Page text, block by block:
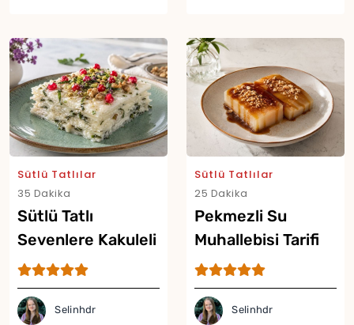
Sütlü Tatlılar
35 Dakika
Sütlü Tatlı
Sevenlere Kakuleli
Reyhanlı Güllaç
Tarifi
Selinhdr
Sütlü Tatlılar
25 Dakika
Pekmezli Su
Muhallebisi Tarifi
Selinhdr